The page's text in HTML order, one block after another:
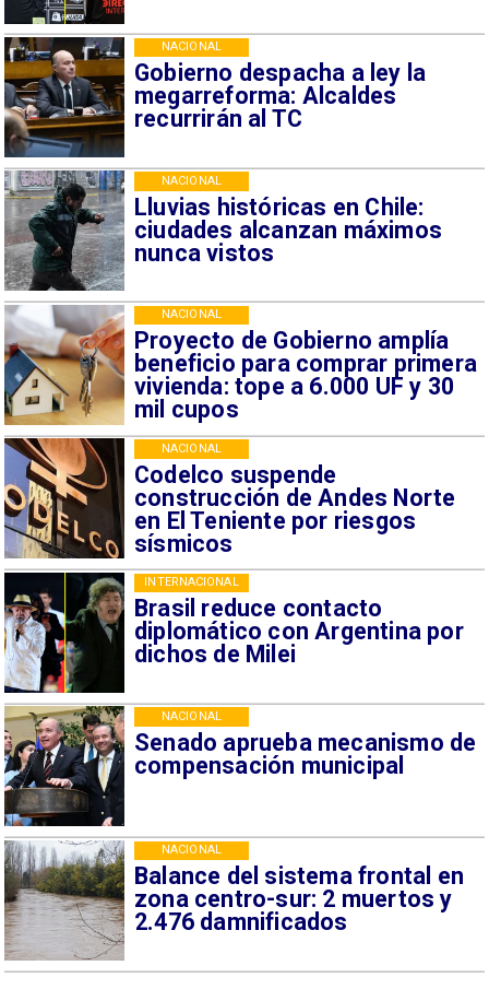
Gobierno despacha a ley la
megarreforma: Alcaldes
recurrirán al TC
NACIONAL
Lluvias históricas en Chile:
ciudades alcanzan máximos
nunca vistos
NACIONAL
Proyecto de Gobierno amplía
beneficio para comprar primera
vivienda: tope a 6.000 UF y 30
mil cupos
NACIONAL
Codelco suspende
construcción de Andes Norte
en El Teniente por riesgos
sísmicos
NACIONAL
Brasil reduce contacto
diplomático con Argentina por
dichos de Milei
INTERNACIONAL
Senado aprueba mecanismo de
compensación municipal
NACIONAL
Balance del sistema frontal en
zona centro-sur: 2 muertos y
2.476 damnificados
NACIONAL